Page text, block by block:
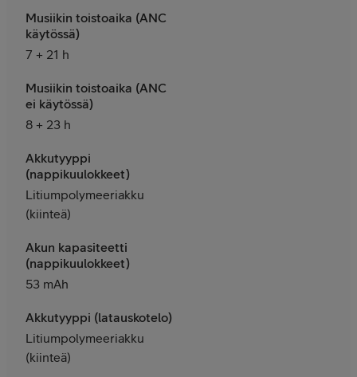
Musiikin toistoaika (ANC
käytössä)
7 + 21 h
Musiikin toistoaika (ANC
ei käytössä)
8 + 23 h
Akkutyyppi
(nappikuulokkeet)
Litiumpolymeeriakku
(kiinteä)
Akun kapasiteetti
(nappikuulokkeet)
53 mAh
Akkutyyppi (latauskotelo)
Litiumpolymeeriakku
(kiinteä)